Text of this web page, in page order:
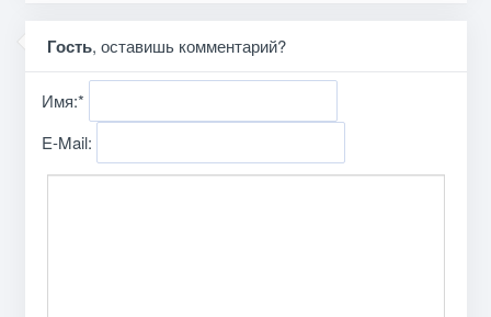
Гость, оставишь комментарий?
Имя:*
E-Mail: